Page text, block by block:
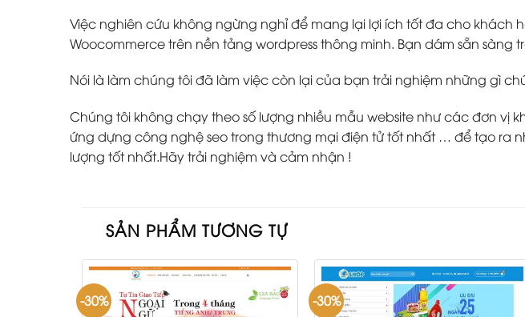
Việc nghiên cứu không ngừng nghỉ để mang lại lợi ích tốt đa cho
Woocommerce trên nền tảng wordpress thông minh. Bạn dám sẵn sàng
Nói là làm chúng tôi đã làm việc còn lại của bạn trải nghiệm những gì
Chúng tôi không chạy theo số lượng nhiều mẫu website như các đơn vị
ứng dựng công nghệ seo trong thương mại điện tử tốt nhất … để tạo ra
lượng tốt nhất.Hãy trải nghiệm và cảm nhận !
SẢN PHẨM TƯƠNG TỰ
-30% -30%